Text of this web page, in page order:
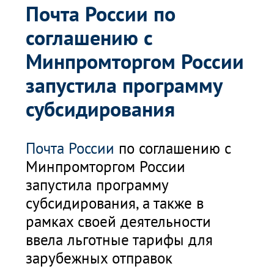
Почта России по
соглашению с
Минпромторгом России
запустила программу
субсидирования
Почта России по соглашению с
Минпромторгом России
запустила программу
субсидирования, а также в
рамках своей деятельности
ввела льготные тарифы для
зарубежных отправок